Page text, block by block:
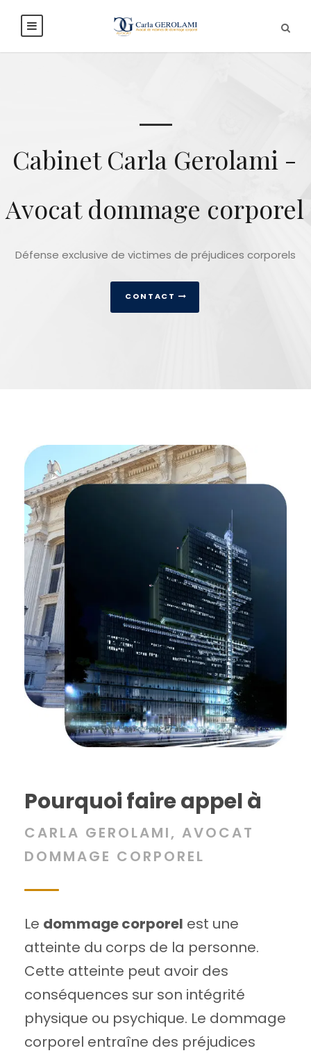
Cabinet Carla Gerolami -
Avocat dommage corporel
Défense exclusive de victimes de préjudices corporels
CONTACT
Pourquoi faire appel à
CARLA GEROLAMI, AVOCAT
DOMMAGE CORPOREL
Le dommage corporel est une
atteinte du corps de la personne.
Cette atteinte peut avoir des
conséquences sur son intégrité
physique ou psychique. Le dommage
corporel entraîne des préjudices